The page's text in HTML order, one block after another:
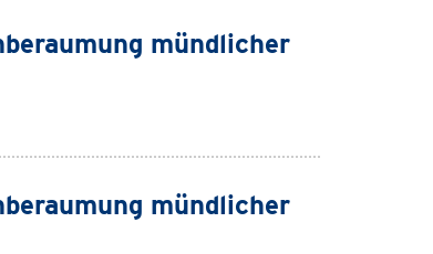
mündlicher
mündlicher